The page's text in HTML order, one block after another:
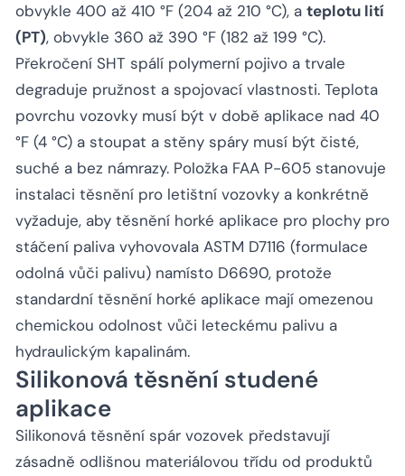
obvykle 400 až 410 °F (204 až 210 °C), a teplotu lití
(PT), obvykle 360 až 390 °F (182 až 199 °C).
Překročení SHT spálí polymerní pojivo a trvale
degraduje pružnost a spojovací vlastnosti. Teplota
povrchu vozovky musí být v době aplikace nad 40
°F (4 °C) a stoupat a stěny spáry musí být čisté,
suché a bez námrazy. Položka FAA P-605 stanovuje
instalaci těsnění pro letištní vozovky a konkrétně
vyžaduje, aby těsnění horké aplikace pro plochy pro
stáčení paliva vyhovovala ASTM D7116 (formulace
odolná vůči palivu) namísto D6690, protože
standardní těsnění horké aplikace mají omezenou
chemickou odolnost vůči leteckému palivu a
hydraulickým kapalinám.
Silikonová těsnění studené
aplikace
Silikonová těsnění spár vozovek představují
zásadně odlišnou materiálovou třídu od produktů